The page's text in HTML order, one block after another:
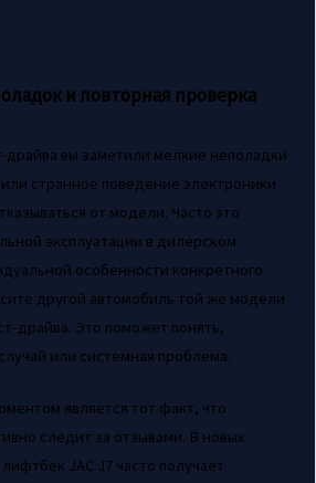
и повторная проверка
драйва вы заметили мелкие неполадки
странное поведение электроники
от модели. Часто это
эксплуатации в дилерском
особенности конкретного
другой автомобиль той же модели
драйва. Это поможет понять,
или системная проблема.
является тот факт, что
следит за отзывами. В новых
JAC J7 часто получает